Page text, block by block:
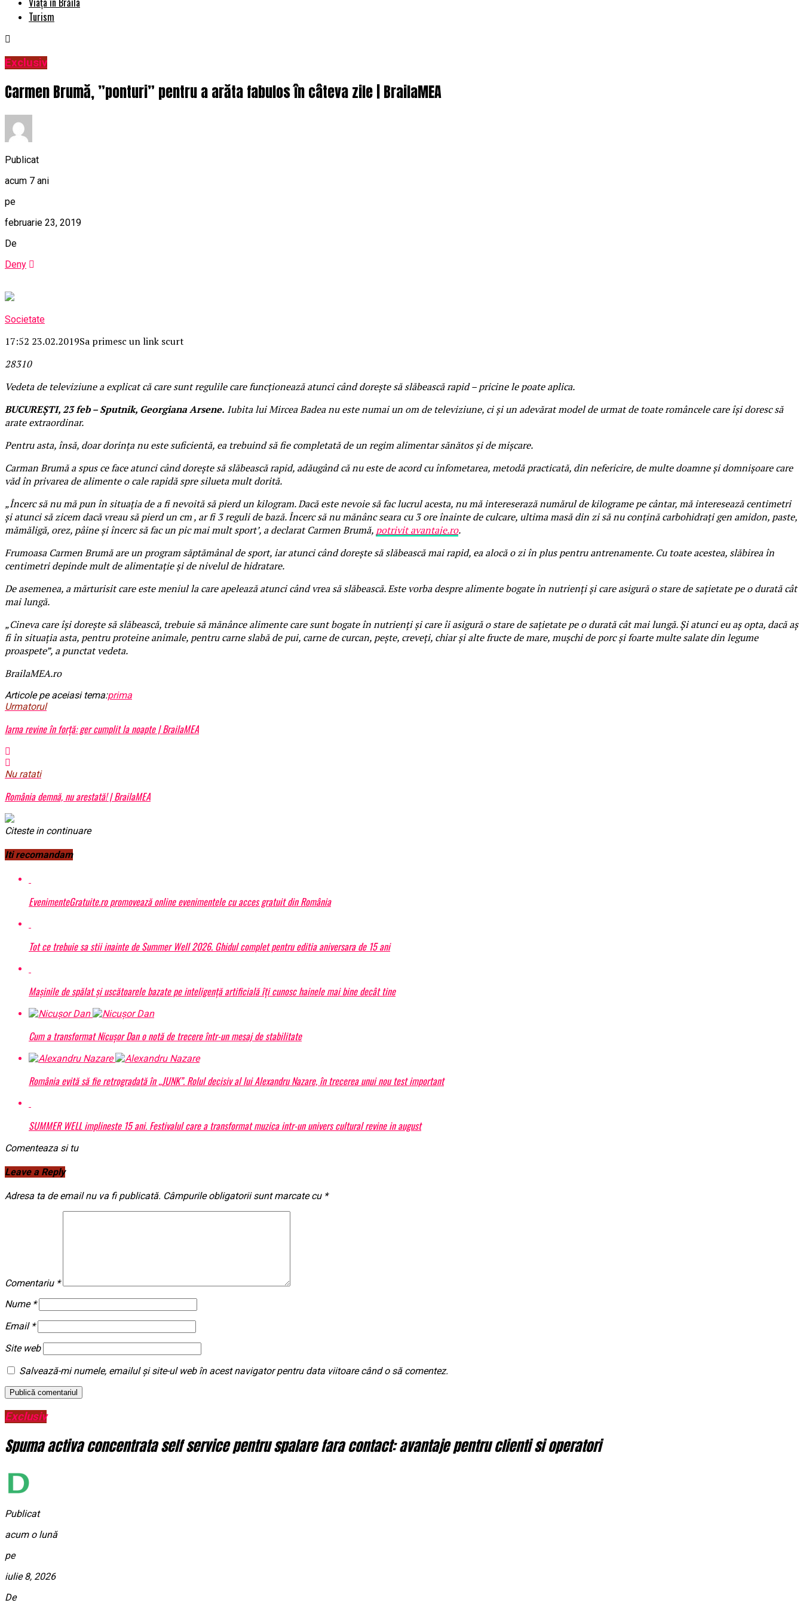
Turism
Exclusiv
Carmen Brumă, ”ponturi” pentru a arăta fabulos în câteva zile | BrailaMEA
Publicat
acum 7 ani
pe
februarie 23, 2019
De
Deny
Societate
17:52 23.02.2019Sa primesc un link scurt
28310
Vedeta de televiziune a explicat că care sunt regulile care funcționează atunci când dorește să slăbească rapid – pricine le poate aplica.
BUCUREȘTI, 23 feb – Sputnik, Georgiana Arsene. Iubita lui Mircea Badea nu este numai un om de televiziune, ci și un adevărat model de urmat de toate româncele care își doresc să
arate extraordinar.
Pentru asta, însă, doar dorința nu este suficientă, ea trebuind să fie completată de un regim alimentar sănătos și de mișcare.
Carman Brumă a spus ce face atunci când dorește să slăbească rapid, adăugând că nu este de acord cu înfometarea, metodă practicată, din nefericire, de multe doamne și domnișoare care
văd în privarea de alimente o cale rapidă spre silueta mult dorită.
„Încerc să nu mă pun în situația de a fi nevoită să pierd un kilogram. Dacă este nevoie să fac lucrul acesta, nu mă intereserază numărul de kilograme pe cântar, mă interesează centimetri
și atunci să zicem dacă vreau să pierd un cm , ar fi 3 reguli de bază. Încerc să nu mănânc seara cu 3 ore înainte de culcare, ultima masă din zi să nu conțină carbohidrați gen amidon, paste,
mămăligă, orez, pâine și încerc să fac un pic mai mult sport’, a declarat Carmen Brumă, potrivit avantaje.ro.
Frumoasa Carmen Brumă are un program săptămânal de sport, iar atunci când dorește să slăbească mai rapid, ea alocă o zi în plus pentru antrenamente. Cu toate acestea, slăbirea în
centimetri depinde mult de alimentație și de nivelul de hidratare.
De asemenea, a mărturisit care este meniul la care apelează atunci când vrea să slăbească. Este vorba despre alimente bogate în nutrienți și care asigură o stare de sațietate pe o durată cât
mai lungă.
„Cineva care își dorește să slăbească, trebuie să mănânce alimente care sunt bogate în nutrienți și care îi asigură o stare de sațietate pe o durată cât mai lungă. Și atunci eu aș opta, dacă aș
fi în situația asta, pentru proteine animale, pentru carne slabă de pui, carne de curcan, pește, creveți, chiar și alte fructe de mare, mușchi de porc și foarte multe salate din legume
proaspete”, a punctat vedeta.
BrailaMEA.ro
Articole pe aceiasi tema:prima
Urmatorul
Iarna revine în forţă: ger cumplit la noapte | BrailaMEA
Nu ratati
România demnă, nu arestată! | BrailaMEA
Citeste in continuare
Iti recomandam
EvenimenteGratuite.ro promovează online evenimentele cu acces gratuit din România
Tot ce trebuie sa stii inainte de Summer Well 2026. Ghidul complet pentru editia aniversara de 15 ani
Mașinile de spălat și uscătoarele bazate pe inteligență artificială îți cunosc hainele mai bine decât tine
Cum a transformat Nicușor Dan o notă de trecere într-un mesaj de stabilitate
România evită să fie retrogradată în „JUNK”. Rolul decisiv al lui Alexandru Nazare, în trecerea unui nou test important
SUMMER WELL implineste 15 ani. Festivalul care a transformat muzica intr-un univers cultural revine in august
Comenteaza si tu
Leave a Reply
Adresa ta de email nu va fi publicată. Câmpurile obligatorii sunt marcate cu *
Comentariu *
Nume *
Email *
Site web
Salvează-mi numele, emailul și site-ul web în acest navigator pentru data viitoare când o să comentez.
Exclusiv
Spuma activa concentrata self service pentru spalare fara contact: avantaje pentru clienti si operatori
Publicat
acum o lună
pe
iulie 8, 2026
De